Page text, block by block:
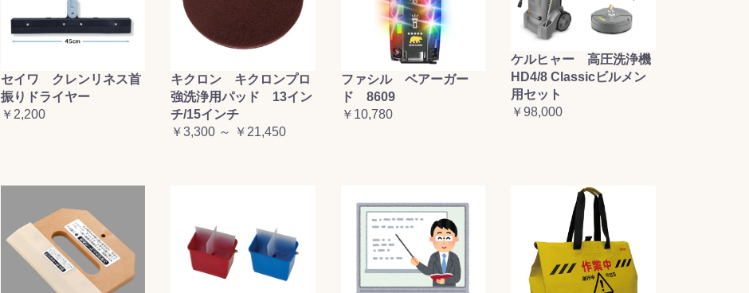
セイワ クレンリネス首
振りドライヤー
￥2,200
キクロン キクロンプロ
強洗浄用パッド 13イン
チ/15インチ
￥3,300 ～ ￥21,450
ファシル ベアーガー
ド 8609
￥10,780
ケルヒャー 高圧洗浄機
HD4/8 Classicビルメン
用セット
￥98,000